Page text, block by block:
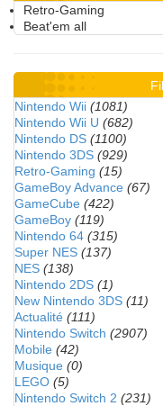
Retro-Gaming
Beat'em all
Nintendo Wii (1081)
Nintendo Wii U (682)
Nintendo DS (1100)
Nintendo 3DS (929)
Retro-Gaming (15)
GameBoy Advance (67)
GameCube (422)
GameBoy (119)
Nintendo 64 (315)
Super NES (137)
NES (138)
Nintendo 2DS (1)
New Nintendo 3DS (11)
Actualité (111)
Nintendo Switch (2907)
Mobile (42)
Musique (0)
LEGO (5)
Nintendo Switch 2 (231)